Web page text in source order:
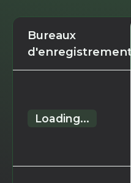
Bureaux
d'enregistrement
Loading...